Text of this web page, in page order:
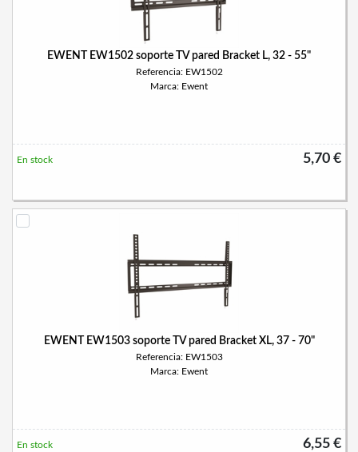
EWENT EW1502 soporte TV pared Bracket L, 32 - 55"
Referencia: EW1502
Marca: Ewent
5,70 €
En stock
EWENT EW1503 soporte TV pared Bracket XL, 37 - 70"
Referencia: EW1503
Marca: Ewent
6,55 €
En stock